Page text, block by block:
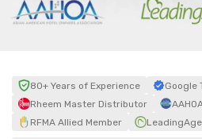
80+ Years of Experience
Google
Rheem Master Distributor
RFMA Allied Member